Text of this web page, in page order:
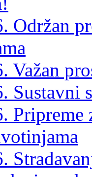
Održan
Važan
Sustavni